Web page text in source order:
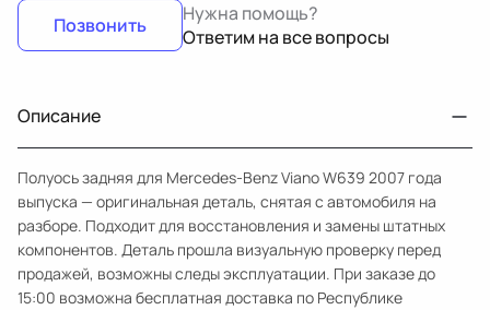
Позвонить
Нужна помощь?
Ответим на все вопросы
Описание
Полуось задняя для Mercedes-Benz Viano W639 2007 года
выпуска — оригинальная деталь, снятая с автомобиля на
разборе. Подходит для восстановления и замены штатных
компонентов. Деталь прошла визуальную проверку перед
продажей, возможны следы эксплуатации. При заказе до
15:00 возможна бесплатная доставка по Республике